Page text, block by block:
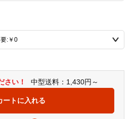
さい！ 中型送料：1,430円～